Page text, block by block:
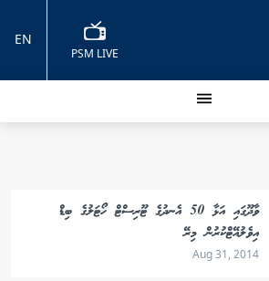
PSM LIVE
EN
ވާދޫގައި އަޅާ 50 އެނދުގެ ޓޫރިސްޓް ހޯޓަލުގެ ބިޑް
އިވެލުއޭޓްކުރުން މިރޭ
Aug 31, 2014